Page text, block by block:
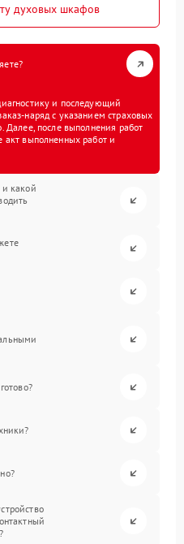
духовых шкафов
и последующий
наряд с указанием страховых
Далее, после выполнения работ
акт выполненных работ и
какой